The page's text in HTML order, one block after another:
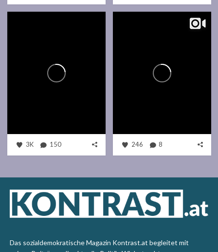
3K 150 246 8
Das sozialdemokratische Magazin Kontrast.at begleitet mit